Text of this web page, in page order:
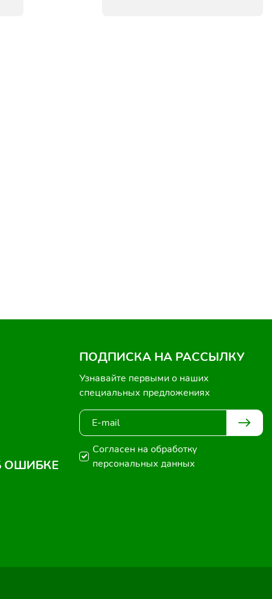
ОШИБКЕ
ПОДПИСКА НА РАССЫЛКУ
Узнавайте первыми о наших
специальных предложениях
Согласен на обработку
персональных данных